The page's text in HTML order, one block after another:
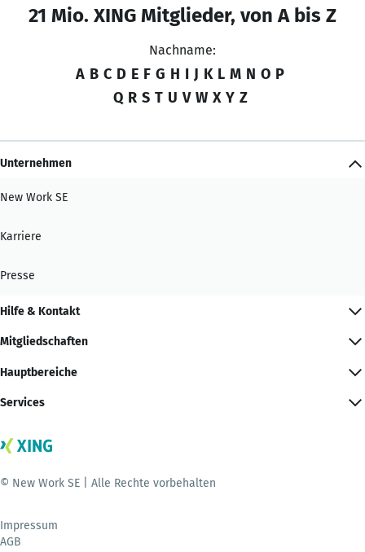
21 Mio. XING Mitglieder, von A bis Z
Nachname:
A B C D E F G H I J K L M N O P
Q R S T U V W X Y Z
Unternehmen
New Work SE
Karriere
Presse
Hilfe & Kontakt
Mitgliedschaften
Hauptbereiche
Services
© New Work SE | Alle Rechte vorbehalten
Impressum
AGB